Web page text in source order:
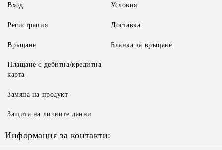
Вход
Регистрация
Условия
Доставка
Връщане
Плащане с дебитна/кредитна
карта
Замяна на продукт
Защита на личните данни
Бланка за връщане
Информация за контакти: